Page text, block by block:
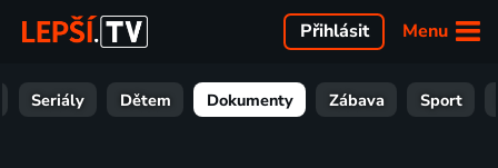
Menu
Přihlásit
Seriály Dětem Dokumenty Zábava Sport